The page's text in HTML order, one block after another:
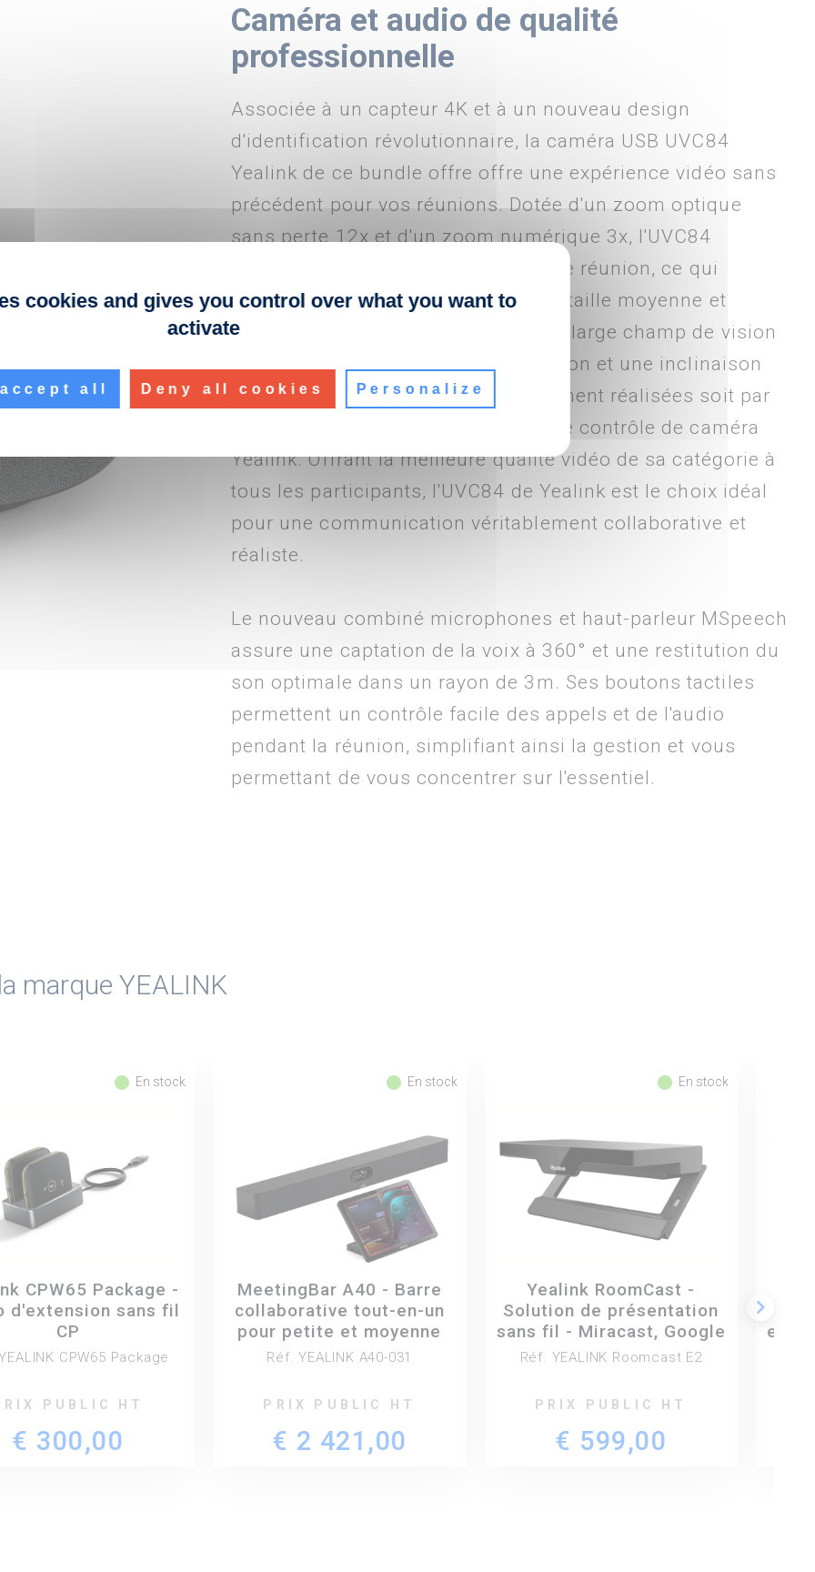
Caméra et audio de qualité
professionnelle
Associée à un capteur 4K et à un nouveau design
d'identification révolutionnaire, la caméra USB UVC84
Yealink de ce bundle offre offre une expérience vidéo sans
précédent pour vos réunions. Dotée d'un zoom optique
sans perte 12x et d'un zoom numérique 3x, l'UVC84
reproduit chaque détail de la salle de réunion, ce qui
convient parfaitement aux salles de taille moyenne et
grande. En outre, l'UVC84 couvre un large champ de vision
horizontal de 73°, avec une orientation et une inclinaison
mécaniques qui peuvent être facilement réalisées soit par
télécommande, soit par le logiciel de contrôle de caméra
Yealink. Offrant la meilleure qualité vidéo de sa catégorie à
tous les participants, l'UVC84 de Yealink est le choix idéal
pour une communication véritablement collaborative et
réaliste.
Le nouveau combiné microphones et haut-parleur MSpeech
assure une captation de la voix à 360° et une restitution du
son optimale dans un rayon de 3m. Ses boutons tactiles
permettent un contrôle facile des appels et de l'audio
pendant la réunion, simplifiant ainsi la gestion et vous
permettant de vous concentrer sur l'essentiel.
marque YEALINK
keyboard_arrow_right
fiber_manual_record En stock
CPW65 Package -
d'extension sans fil
CP
CPW65 Package
PUBLIC HT
€ 300,00
fiber_manual_record En stock
MeetingBar A40 - Barre
collaborative tout-en-un
pour petite et moyenne
salle de réunion (A40 +
contrôle)
Réf. YEALINK A40-031
PRIX PUBLIC HT
€ 2 421,00
fiber_manual_record En stock
Yealink RoomCast -
Solution de présentation
sans fil - Miracast, Google
Cast, AirPlay
Réf. YEALINK Roomcast E2
PRIX PUBLIC HT
€ 599,00
en-
cookies and gives you control over what you want to
activate
all Deny all cookies Personalize